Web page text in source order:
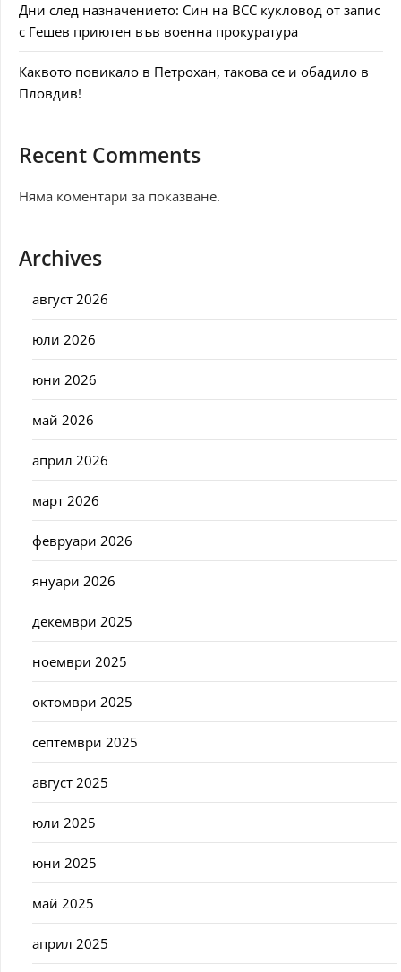
Дни след назначението: Син на ВСС кукловод от запис
с Гешев приютен във военна прокуратура
Каквото повикало в Петрохан, такова се и обадило в
Пловдив!
Recent Comments
Няма коментари за показване.
Archives
август 2026
юли 2026
юни 2026
май 2026
април 2026
март 2026
февруари 2026
януари 2026
декември 2025
ноември 2025
октомври 2025
септември 2025
август 2025
юли 2025
юни 2025
май 2025
април 2025